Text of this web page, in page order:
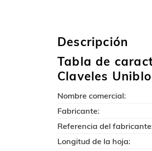
Descripción
Tabla de
Claveles
Nombre comercial:
Fabricante:
Referencia del
Longitud de la hoja: